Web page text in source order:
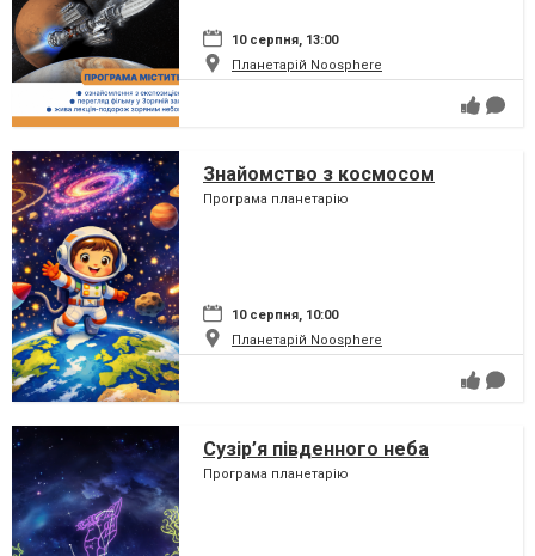
10 серпня, 13:00
Планетарій Noosphere
Знайомство з космосом
Програма планетарію
10 серпня, 10:00
Планетарій Noosphere
Сузір’я південного неба
Програма планетарію